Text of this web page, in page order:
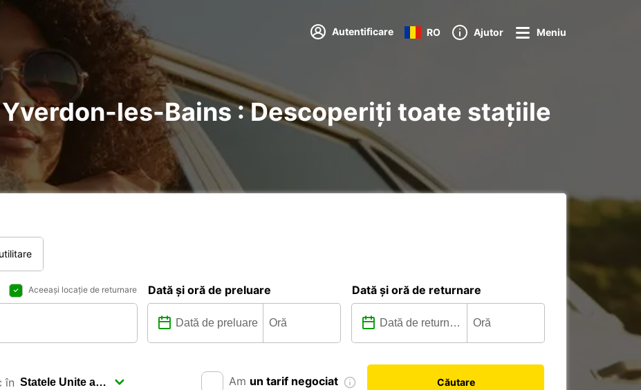
Autentificare RO Ajutor Meniu
les-Bains : Descoperiți toate stațiile
Aceeași locație de returnare Dată și oră de preluare Dată și oră de returnare
în Am un tarif negociat Căutare